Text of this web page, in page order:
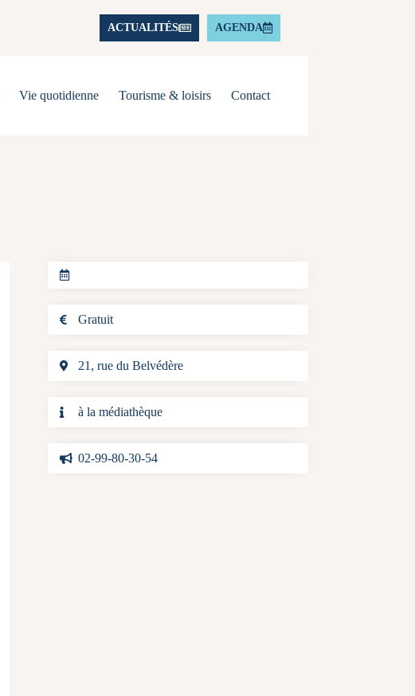
ACTUALITÉS AGENDA
Vie quotidienne Tourisme & loisirs Contact
Gratuit
21, rue du Belvédère
à la médiathèque
02-99-80-30-54